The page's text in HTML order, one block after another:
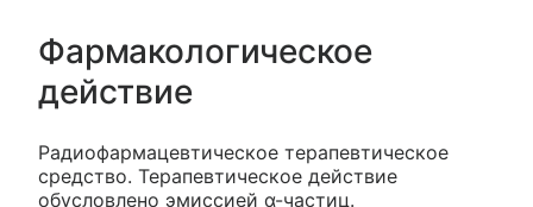
Фармакологическое
действие
Радиофармацевтическое терапевтическое
средство. Терапевтическое действие
обусловлено эмиссией α-частиц.